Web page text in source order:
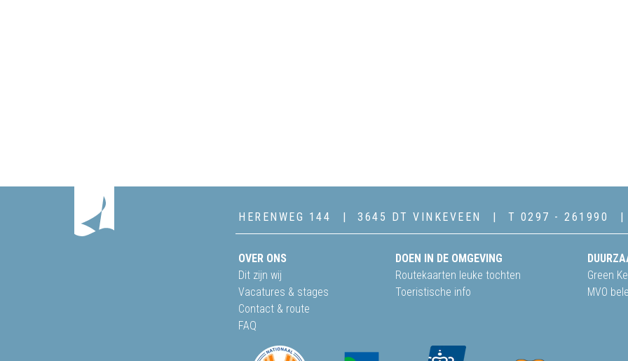
HERENWEG 144 3645 DT VINKEVEEN T 0297 - 261990
OVER ONS
Dit zijn wij
Vacatures & stages
Contact & route
FAQ
DOEN IN DE OMGEVING
Routekaarten leuke tochten
Toeristische info
Green
MVO